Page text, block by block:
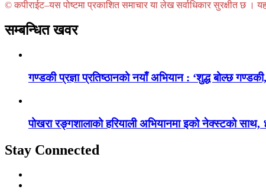
© कपीराईट–यस पोष्टमा प्रकाशित समाचार या लेख सर्वाधिकार सुरक्षीत छ ।
सम्बन्धित खवर
गण्डकी प्रज्ञा प्रतिष्ठानको नयाँ अभियान : ‘शुद्ध बोल्छ
पोखरा रङ्गशालाको हरियाली अभियानमा इको नेक्स्टको
Stay Connected